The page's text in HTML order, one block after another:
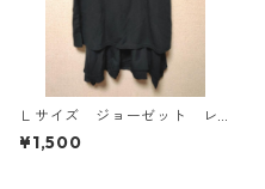
Ｌサイズ ジョーゼット レ
イヤード風プルオーバー ブ
ラック KAE-4792
¥1,500